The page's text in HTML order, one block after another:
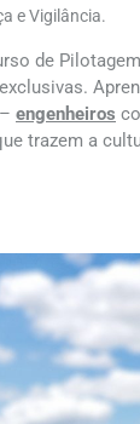
e Vigilância.
de
engenheiros
trazem a